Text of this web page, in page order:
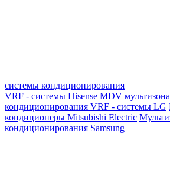
системы кондиционирования
VRF - системы Hisense MDV
кондиционирования VRF - системы LG
кондиционеры Mitsubishi Electric
кондиционирования Samsung